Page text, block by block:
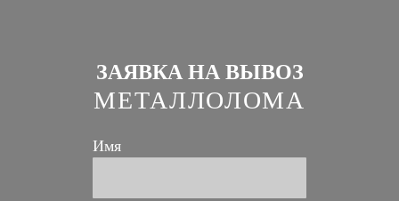
ЗАЯВКА НА ВЫВОЗ
МЕТАЛЛОЛОМА
Имя